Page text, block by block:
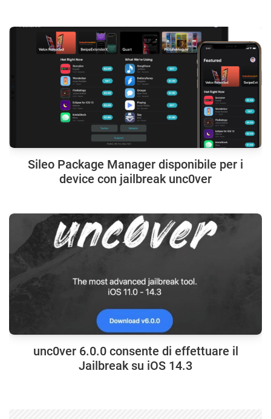
Sileo Package Manager disponibile per i
device con jailbreak unc0ver
unc0ver 6.0.0 consente di effettuare il
Jailbreak su iOS 14.3